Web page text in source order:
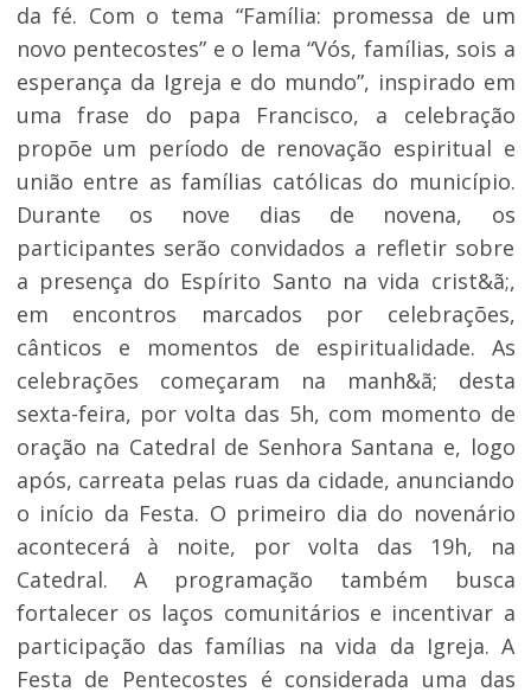
da fé. Com o tema “Família: promessa de um
novo pentecostes” e o lema “Vós, famílias, sois a
esperança da Igreja e do mundo”, inspirado em
uma frase do papa Francisco, a celebração
propõe um período de renovação espiritual e
união entre as famílias católicas do município.
Durante os nove dias de novena, os
participantes serão convidados a refletir sobre
a presença do Espírito Santo na vida crist&ã;,
em encontros marcados por celebrações,
cânticos e momentos de espiritualidade. As
celebrações começaram na manh&ã; desta
sexta-feira, por volta das 5h, com momento de
oração na Catedral de Senhora Santana e, logo
após, carreata pelas ruas da cidade, anunciando
o início da Festa. O primeiro dia do novenário
acontecerá à noite, por volta das 19h, na
Catedral. A programação também busca
fortalecer os laços comunitários e incentivar a
participação das famílias na vida da Igreja. A
Festa de Pentecostes é considerada uma das